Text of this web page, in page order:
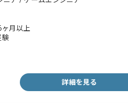
ヶ月以上
験
詳細を見る